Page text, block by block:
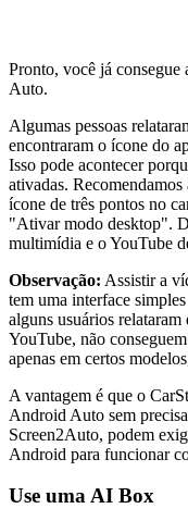
Pronto, você já
Auto.
Algumas pessoas
encontraram o ícone do
Isso pode acontecer
ativadas.
ícone de três pontos no
"Ativar modo desktop".
multimídia e o YouTube
Observação: Assistir a
tem uma interface
alguns usuários
YouTube, não
apenas em certos
A vantagem é que o
Android Auto sem
Screen2Auto, podem
Android para funcionar
Use uma AI Box